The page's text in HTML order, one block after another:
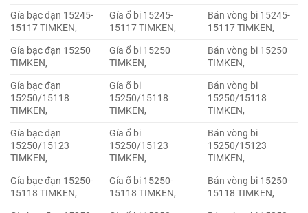
Gía bạc đạn 15245-
15117 TIMKEN,
Gía ổ bi 15245-
15117 TIMKEN,
Bán vòng bi 15245-
15117 TIMKEN,
Gía bạc đạn 15250
TIMKEN,
Gía ổ bi 15250
TIMKEN,
Bán vòng bi 15250
TIMKEN,
Gía bạc đạn
15250/15118
TIMKEN,
Gía ổ bi
15250/15118
TIMKEN,
Bán vòng bi
15250/15118
TIMKEN,
Gía bạc đạn
15250/15123
TIMKEN,
Gía ổ bi
15250/15123
TIMKEN,
Bán vòng bi
15250/15123
TIMKEN,
Gía bạc đạn 15250-
15118 TIMKEN,
Gía ổ bi 15250-
15118 TIMKEN,
Bán vòng bi 15250-
15118 TIMKEN,